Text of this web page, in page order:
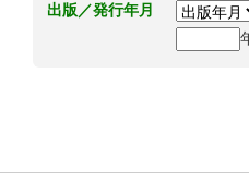
出版／発行年月